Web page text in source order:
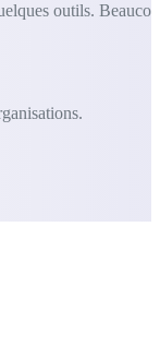
outils.